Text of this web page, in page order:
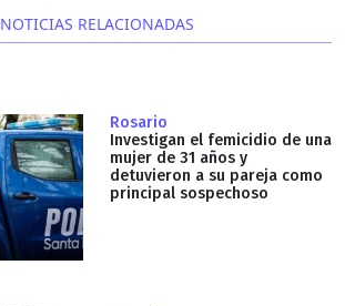
NOTICIAS RELACIONADAS
Rosario
Investigan el femicidio de una
mujer de 31 años y
detuvieron a su pareja como
principal sospechoso